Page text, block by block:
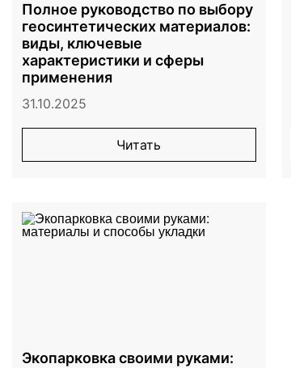
Полное руководство по выбору
геосинтетических материалов:
виды, ключевые
характеристики и сферы
применения
31.10.2025
Читать
Экопарковка своими руками: